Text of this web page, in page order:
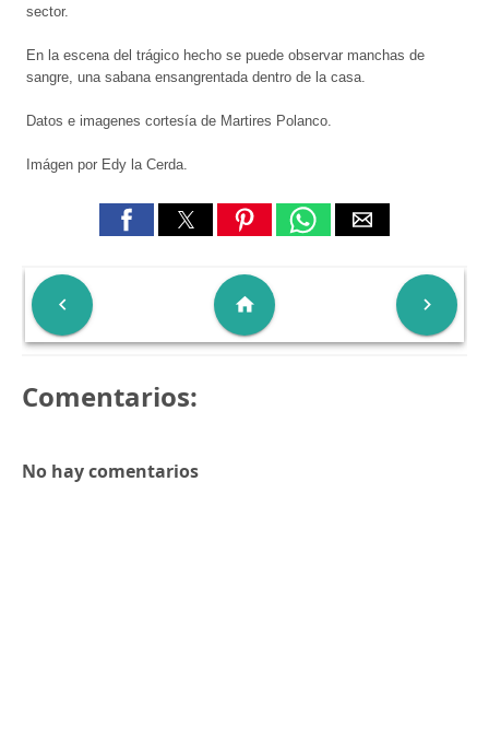
sector.
En la escena del trágico hecho se puede observar manchas de
sangre, una sabana ensangrentada dentro de la casa.
Datos e imagenes cortesía de Martires Polanco.
Imágen por Edy la Cerda.
 
home
Comentarios:
No hay comentarios